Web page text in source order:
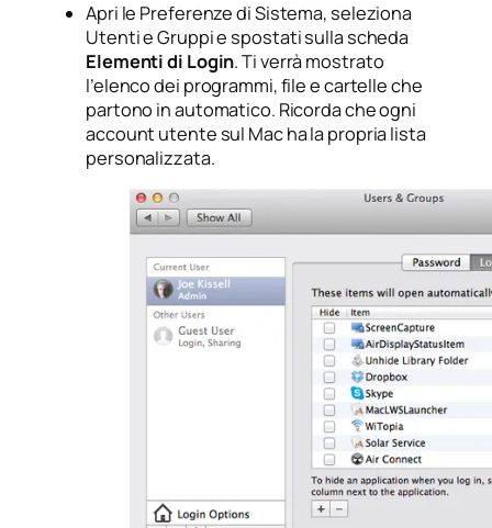
Apri le Preferenze di Sistema, seleziona
Utenti e Gruppie spostati sulla scheda
Elementi di Login. Ti verrà mostrato
l’elenco dei programmi, file e cartelle che
partono in automatico. Ricorda che ogni
account utente sul Mac ha la propria lista
personalizzata.